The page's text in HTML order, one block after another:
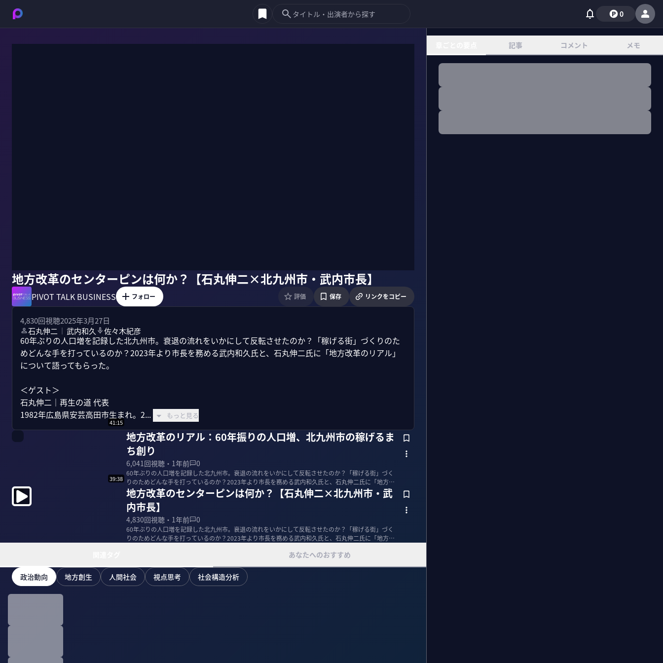
0
地方改革のセンターピンは何か？【石丸伸二×北九州市・武内市長】
PIVOT TALK BUSINESS フォロー 評価 保存 リンクをコピー
4,830回視聴2025年3月27日
石丸伸二 ｜ 武内和久 佐々木紀彦
60年ぶりの人口増を記録した北九州市。衰退の流れをいかにして反転させたのか？「稼げる街」づくりのた
めどんな手を打っているのか？2023年より市長を務める武内和久氏と、石丸伸二氏に「地方改革のリアル」
について語ってもらった。
＜ゲスト＞
石丸伸二｜再生の道 代表
1982年広島県安芸高田市生まれ。2...
もっと見る
41:15
地方改革のリアル：60年振りの人口増、北九州市の稼げるま
ち創り
6,041回視聴・ 1年前 0
60年ぶりの人口増を記録した北九州市。衰退の流れをいかにして反転させたのか？「稼げる街」づく
りのためどんな手を打っているのか？2023年より市長を務める武内和久氏と、石丸伸二氏に「地方改
革のリアル」に...
39:38
地方改革のセンターピンは何か？【石丸伸二×北九州市・武
内市長】
4,830回視聴・ 1年前 0
60年ぶりの人口増を記録した北九州市。衰退の流れをいかにして反転させたのか？「稼げる街」づく
りのためどんな手を打っているのか？2023年より市長を務める武内和久氏と、石丸伸二氏に「地方改
あなたへのおすすめ
政治動向 地方創生 人間社会 視点思考 社会構造分析
記事 コメント メモ